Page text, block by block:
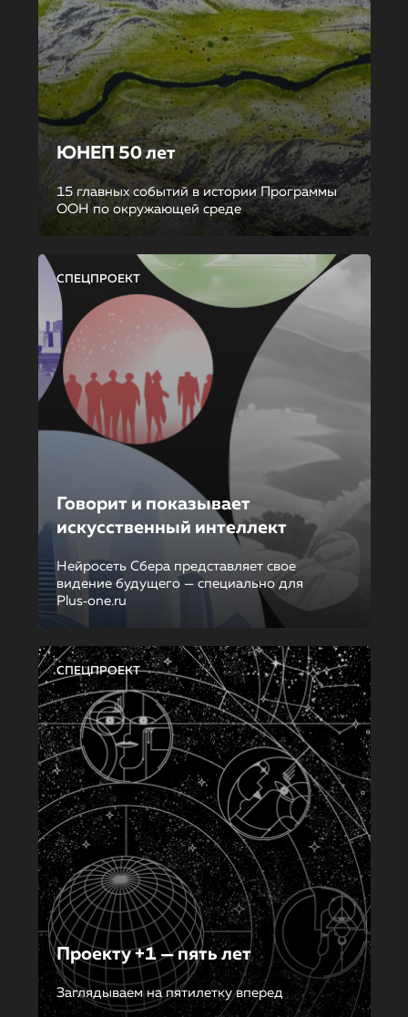
ЮНЕП 50 лет
15 главных событий в истории Программы
ООН по окружающей среде
СПЕЦПРОЕКТ
Говорит и показывает
искусственный интеллект
Нейросеть Сбера представляет свое
видение будущего — специально для
Plus‑one.ru
СПЕЦПРОЕКТ
Проекту +1 — пять лет
Заглядываем на пятилетку вперед